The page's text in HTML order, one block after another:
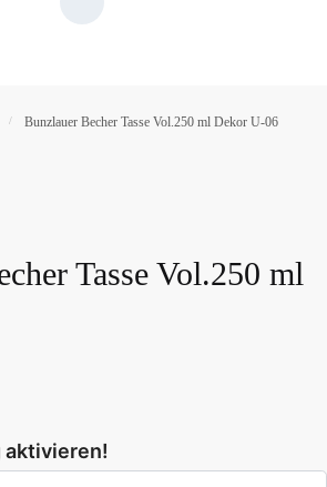
/ Bunzlauer Becher Tasse Vol.250 ml Dekor U-06
Tasse Vol.250 ml
aktivieren!